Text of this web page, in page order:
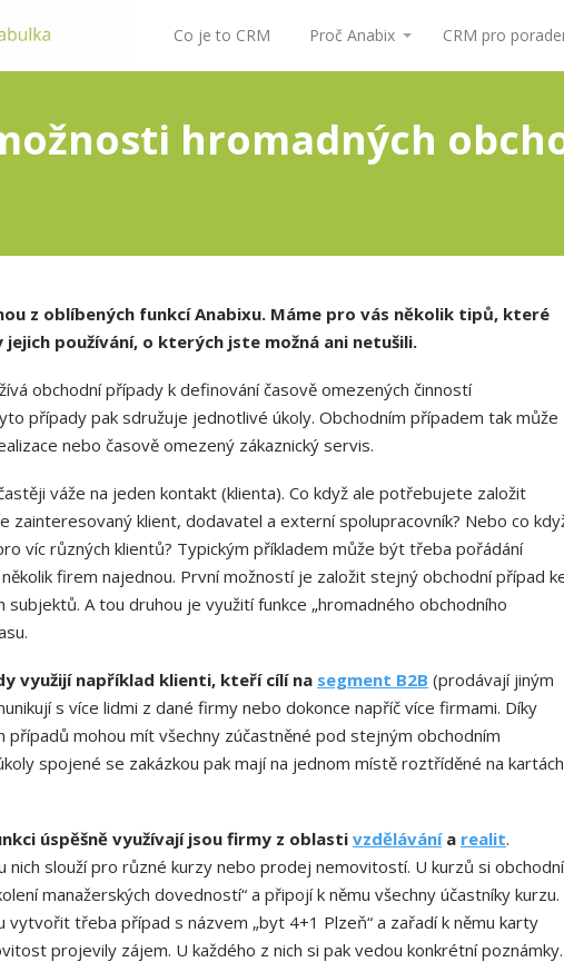
Co je to CRM Proč Anabix CRM pro
hromadných
z oblíbených funkcí Anabixu. Máme pro vás několik tipů, které
používání, o kterých jste možná ani netušili.
obchodní případy k definování časově omezených činností
případy pak sdružuje jednotlivé úkoly. Obchodním případem tak může
nebo časově omezený zákaznický servis.
váže na jeden kontakt (klienta). Co když ale potřebujete založit
zainteresovaný klient, dodavatel a externí spolupracovník? Nebo co
víc různých klientů? Typickým příkladem může být třeba pořádání
firem najednou. První možností je založit stejný obchodní případ
A tou druhou je využití funkce „hromadného obchodního
využijí například klienti, kteří cílí na segment B2B (prodávají jiným
s více lidmi z dané firmy nebo dokonce napříč více firmami. Díky
případů mohou mít všechny zúčastněné pod stejným obchodním
spojené se zakázkou pak mají na jednom místě roztříděné na kartách
úspěšně využívají jsou firmy z oblasti vzdělávánía realit.
nich slouží pro různé kurzy nebo prodej nemovitostí. U kurzů si obchodní
manažerských dovedností“ a připojí k němu všechny účastníky kurzu.
třeba případ s názvem „byt 4+1 Plzeň“ a zařadí k němu karty
projevily zájem. U každého z nich si pak vedou konkrétní poznámky.